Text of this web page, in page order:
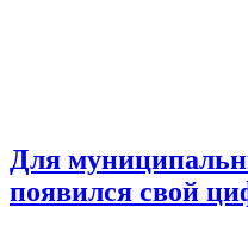
Для
появился свой